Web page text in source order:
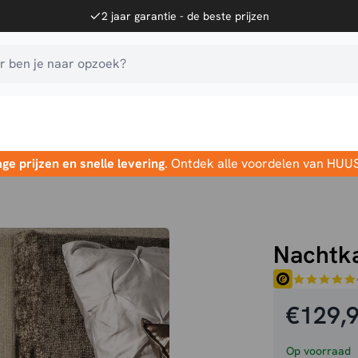
2 jaar garantie - de beste prijzen
ben je naar opzoek?
prijzen en snelle levering. Ontdek alle voordelen van
€
Op voorraad